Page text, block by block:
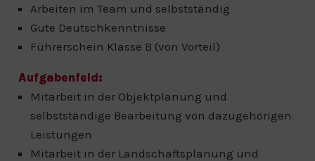
Arbeiten im Team und selbstständig
Gute Deutschkenntnisse
Führerschein Klasse B (von Vorteil)
Aufgabenfeld:
Mitarbeit in der Objektplanung und
selbstständige Bearbeitung von dazugehörigen
Leistungen
Mitarbeit in der Landschaftsplanung und